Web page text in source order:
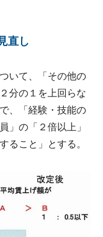
直し
いて、「その他の
分の１を上回らな
、「経験・技能の
」の「２倍以上」
ること」とする。